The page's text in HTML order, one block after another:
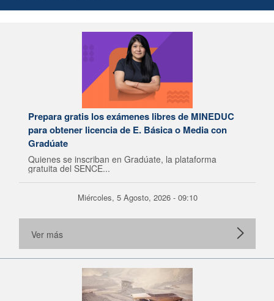
Prepara gratis los exámenes libres de MINEDUC
para obtener licencia de E. Básica o Media con
Gradúate
Quienes se inscriban en Gradúate, la plataforma
gratuita del SENCE...
Miércoles, 5 Agosto, 2026 - 09:10
Ver más